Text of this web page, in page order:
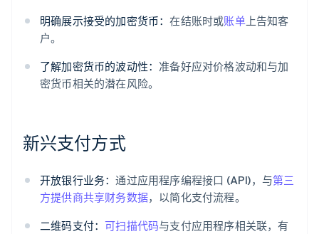
明确展示接受的加密货币：在结账时或账单上告知客
户。
了解加密货币的波动性： 准备好应对价格波动和与加
密货币相关的潜在风险。
新兴支付方式
开放银行业务：通过应用程序编程接口 (API)，与第三
方提供商共享财务数据，以简化支付流程。
二维码支付：可扫描代码与支付应用程序相关联，有